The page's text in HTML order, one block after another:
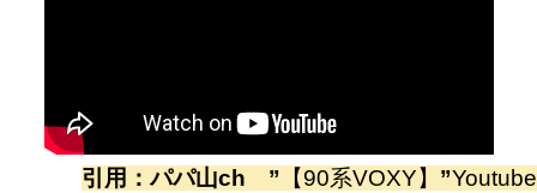
引用：パパ山ch ” 【90系VOXY】 ”Youtube